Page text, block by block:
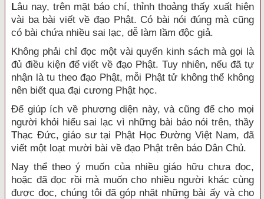
Lâu nay, trên mặt báo chí, thỉnh thoảng thấy xuất hiện
vài ba bài viết về đạo Phật. Có bài nói đúng mà cũng
có bài chứa nhiều sai lạc, dễ làm lầm độc giả.
Không phải chỉ đọc một vài quyển kinh sách mà gọi là
đủ điều kiện để viết về đạo Phật. Tuy nhiên, nếu đã tự
nhận là tu theo đạo Phật, mỗi Phật tử không thể không
nên biết qua đại cương Phật học.
Ðể giúp ích về phương diện này, và cũng để cho mọi
người khỏi hiểu sai lạc vì những bài báo nói trên, thầy
Thạc Ðức, giáo sư tại Phật Học Ðường Việt Nam, đã
viết một loạt mười bài về đạo Phật trên báo Dân Chủ.
Nay thể theo ý muốn của nhiều giáo hữu chưa đọc,
hoặc đã đọc rồi mà muốn cho nhiều người khác cùng
được đọc, chúng tôi đã góp nhặt những bài ấy và cho